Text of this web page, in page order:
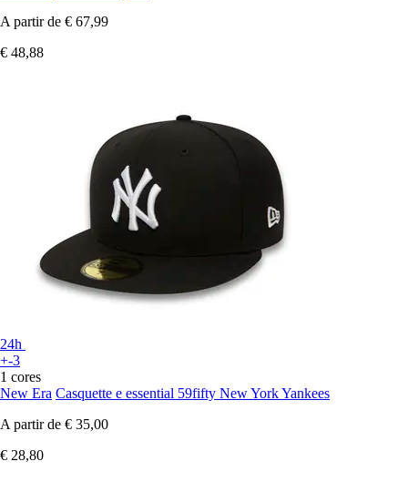
A partir de € 67,99
€ 48,88
24h
+-3
1 cores
New Era Casquette e essential 59fifty New York Yankees
A partir de € 35,00
€ 28,80